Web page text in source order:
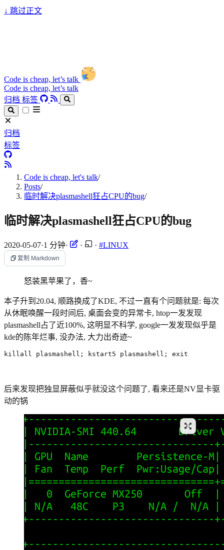
↓ 跳过正文
Code is cheap, let’s talk
Code is cheap, let’s talk
归档 标签
归档
标签
Code is cheap, let's talk/
Posts/
临时解决plasmashell狂占CPU的bug/
临时解决plasmashell狂占CPU的bug
2020-05-07·1 分钟· · · #LINUX
复制 Markdown
怒装黑苹果了，香~
本子升到20.04, 顺路换成了KDE, 不过一直有个问题就是: 每次
从休眠唤醒一段时间后, 桌面会变的异常卡, htop一发发现
plasmashell占了近100%, 这明显不科学, google一发发现似乎是
kde的陈年烂事, 没办法, 大力出奇迹~
killall plasmashell ; kstart5 plasmashell ; exit
后来发现把独显屏蔽似乎就没这个问题了, 看来还是NV显卡驱
动的锅